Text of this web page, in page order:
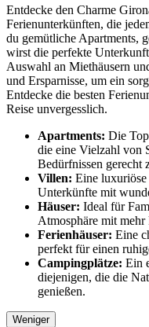
Entdecke den Charme
Ferienunterkünften, die
du gemütliche Apartments,
wirst die perfekte
Auswahl an Miethäusern
und Ersparnisse, um ein
Entdecke die besten
Reise unvergesslich.
Apartments: Die
die eine Vielzahl von
Bedürfnissen gerecht
Villen: Eine
Unterkünfte mit
Häuser: Ideal für
Atmosphäre mit mehr
Ferienhäuser: Eine
perfekt für einen
Campingplätze: Ein
diejenigen, die die
genießen.
Weniger